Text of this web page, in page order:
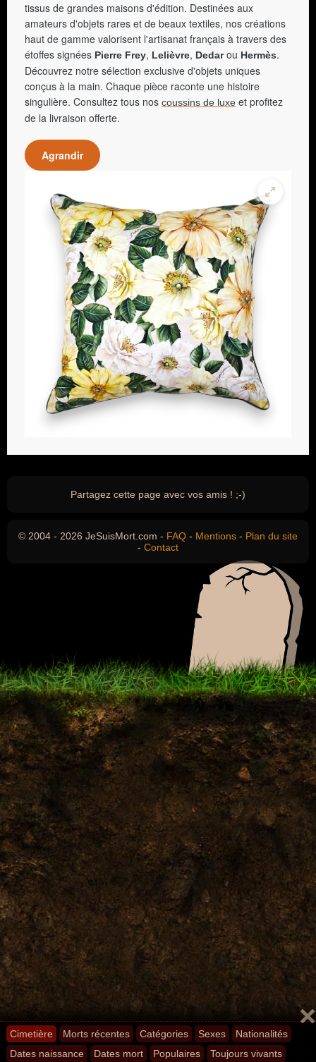
Cimetière Morts récentes Catégories Sexes
Nationalités
Dates naissance
Dates mort Populaires Toujours vivants
tissus de grandes maisons d'édition. Destinées aux
amateurs d'objets rares et de beaux textiles, nos créations
haut de gamme valorisent l'artisanat français à travers des
étoffes signées Pierre Frey, Lelièvre, Dedarou Hermès.
Découvrez notre sélection exclusive d'objets uniques
conçus à la main. Chaque pièce raconte une histoire
singulière. Consultez tous nos coussins de luxe et profitez
de la livraison offerte.
Agrandir
Partagez cette page avec vos amis ! ;-)
© 2004 - 2026 JeSuisMort.com - FAQ - Mentions - Plan du site
- Contact